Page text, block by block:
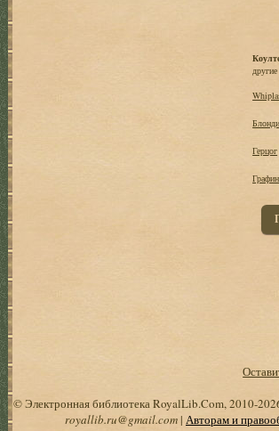
Герцог
© Электронная библиотека RoyalLib.Com, 2010-
royallib.ru@gmail.com| Авторам и